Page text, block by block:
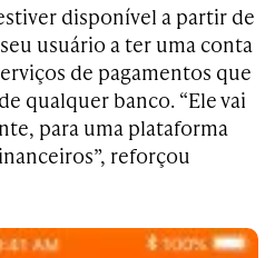
disponível a partir de
usuário a ter uma conta
de pagamentos que
qualquer banco. “Ele vai
para uma plataforma
reforçou